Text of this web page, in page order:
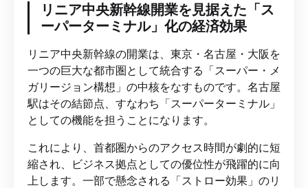
リニア中央新幹線開業を見据えた「ス
ーパーターミナル」化の経済効果
リニア中央新幹線の開業は、東京・名古屋・大阪を
一つの巨大な都市圏として統合する「スーパー・メ
ガリージョン構想」の中核をなすものです。名古屋
駅はその結節点、すなわち「スーパーターミナル」
としての機能を担うことになります。
これにより、首都圏からのアクセス時間が劇的に短
縮され、ビジネス拠点としての優位性が飛躍的に向
上します。一部で懸念される「ストロー効果」のリ